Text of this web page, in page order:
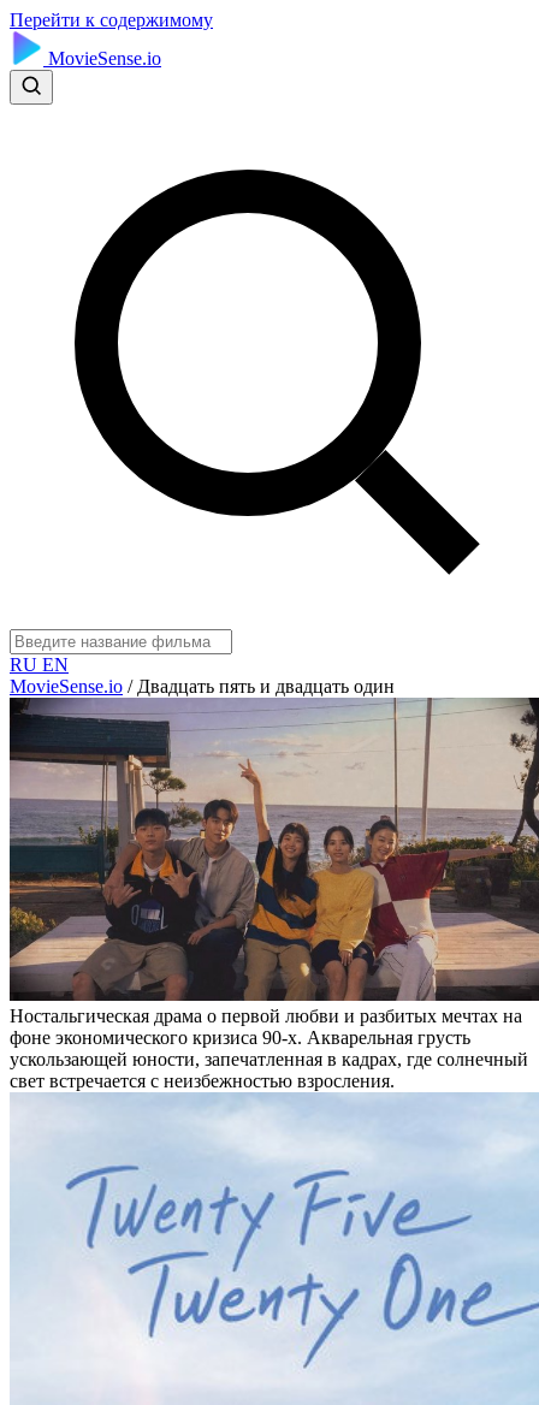
Перейти к содержимому
MovieSense.io
RU EN
MovieSense.io / Двадцать пять и двадцать один
Ностальгическая драма о первой любви и разбитых мечтах на
фоне экономического кризиса 90-х. Акварельная грусть
ускользающей юности, запечатленная в кадрах, где солнечный
свет встречается с неизбежностью взросления.